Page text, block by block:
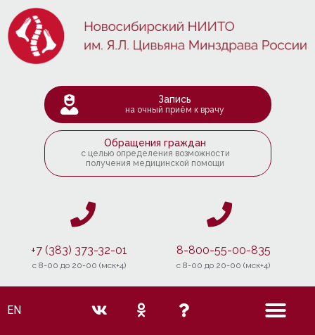
Запись
на очный приём к врачу
Обращения граждан
с целью определения возможности
получения медицинской помощи
+7 (383) 373-32-01
c 8-00 до 20-00 (мск+4)
8-800-55-00-835
c 8-00 до 20-00 (мск+4)
EN